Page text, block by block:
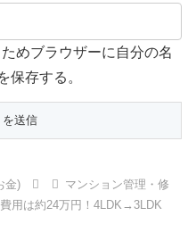
めブラウザーに自分の名
保存する。
金)
マンション管理・修
費用は約24万円！4LDK→3LDK